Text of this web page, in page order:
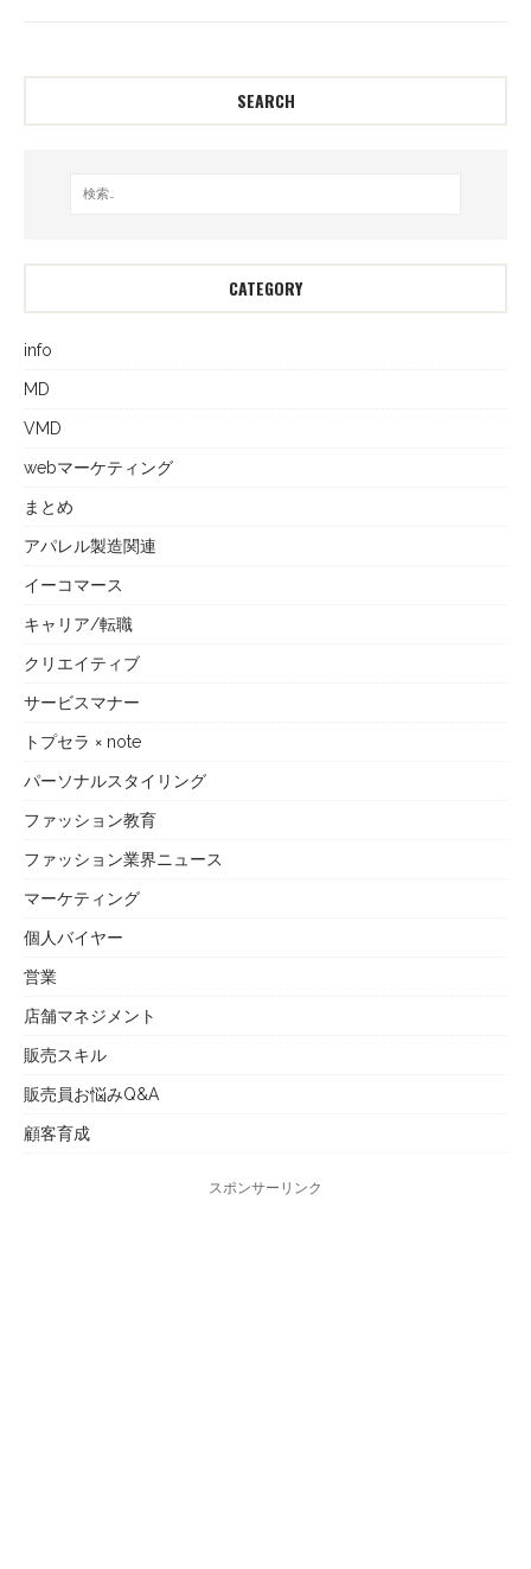
SEARCH
CATEGORY
info
MD
VMD
webマーケティング
まとめ
アパレル製造関連
イーコマース
キャリア/転職
クリエイティブ
サービスマナー
トプセラ × note
パーソナルスタイリング
ファッション教育
ファッション業界ニュース
マーケティング
個人バイヤー
営業
店舗マネジメント
販売スキル
販売員お悩みQ&A
顧客育成
スポンサーリンク